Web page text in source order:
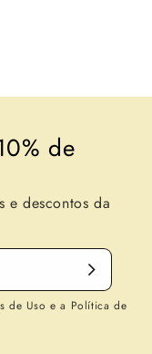
de
e descontos da
de Uso e a Política de